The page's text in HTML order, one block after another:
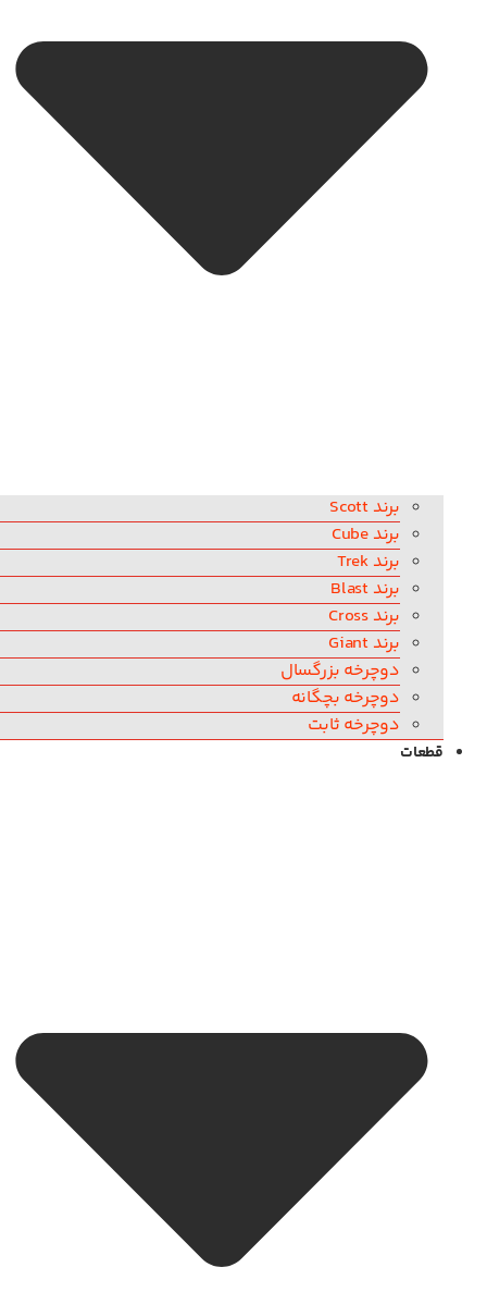
برند Scott
برند Cube
برند Trek
برند Blast
برند Cross
برند Giant
دوچرخه بزرگسال
دوچرخه بچگانه
دوچرخه ثابت
قطعات